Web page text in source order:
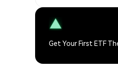
Get Your First ETF